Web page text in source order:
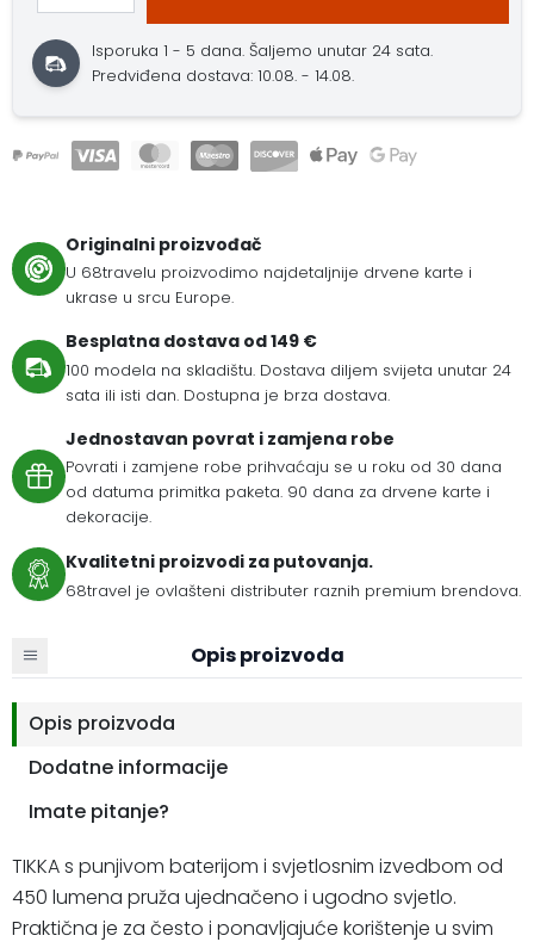
Isporuka 1 - 5 dana.Šaljemo unutar 24 sata.
Predviđena dostava: 10.08. - 14.08.
Originalni proizvođač
U 68travelu proizvodimo najdetaljnije drvene karte i
ukrase u srcu Europe.
Besplatna dostava od 149 €
100 modela na skladištu. Dostava diljem svijeta unutar 24
sata ili isti dan. Dostupna je brza dostava.
Jednostavan povrat i zamjena robe
Povrati i zamjene robe prihvaćaju se u roku od 30 dana
od datuma primitka paketa. 90 dana za drvene karte i
dekoracije.
Kvalitetni proizvodi za putovanja.
68travel je ovlašteni distributer raznih premium brendova.
Opis proizvoda
Opis proizvoda
Dodatne informacije
Imate pitanje?
TIKKA s punjivom baterijom i svjetlosnim izvedbom od
450 lumena pruža ujednačeno i ugodno svjetlo.
Praktična je za često i ponavljajuće korištenje u svim